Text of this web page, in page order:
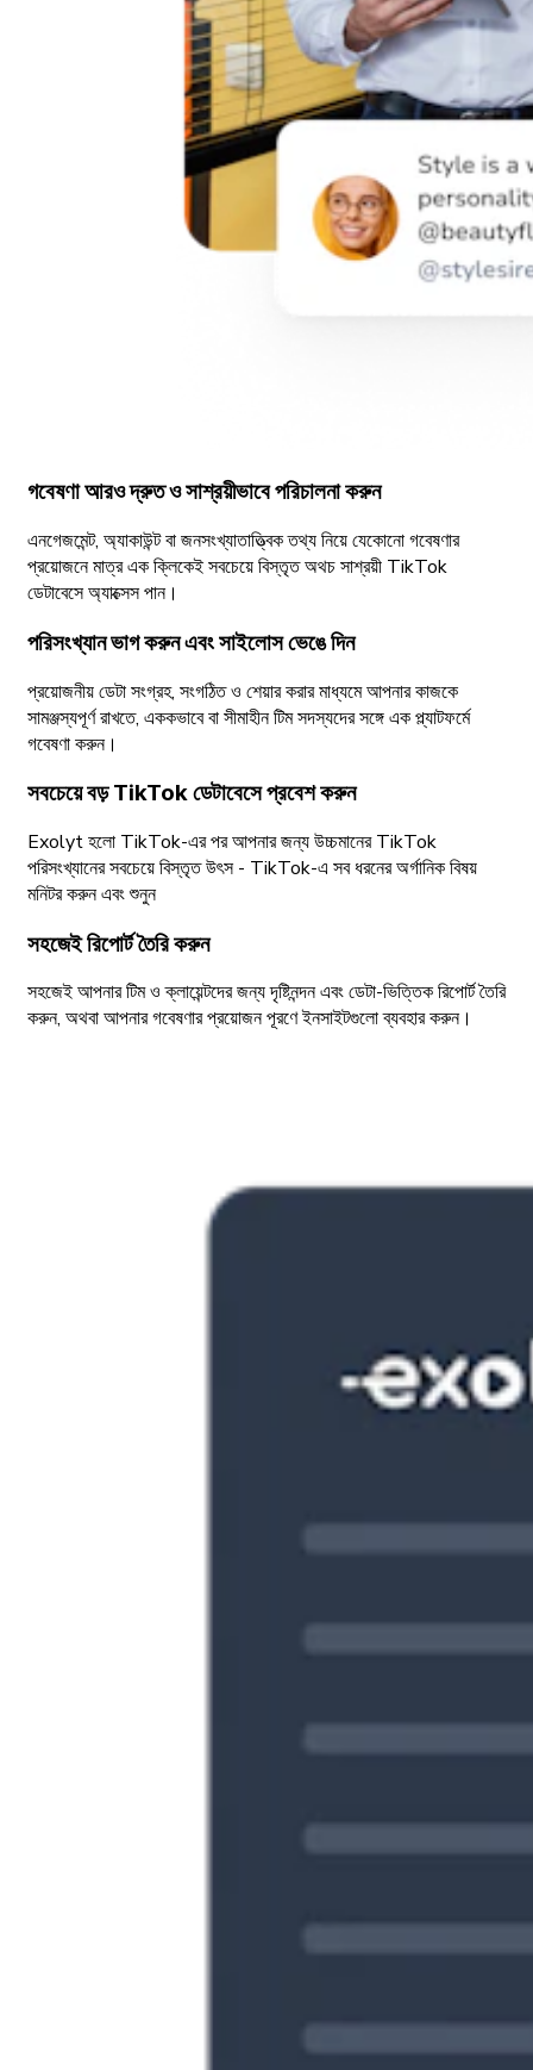
গবেষণা আরও দ্রুত ও সাশ্রয়ীভাবে পরিচালনা করুন
এনগেজমেন্ট, অ্যাকাউন্ট বা জনসংখ্যাতাত্ত্বিক তথ্য নিয়ে যেকোনো গবেষণার
প্রয়োজনে মাত্র এক ক্লিকেই সবচেয়ে বিস্তৃত অথচ সাশ্রয়ী TikTok
ডেটাবেসে অ্যাক্সেস পান।
পরিসংখ্যান ভাগ করুন এবং সাইলোস ভেঙে দিন
প্রয়োজনীয় ডেটা সংগ্রহ, সংগঠিত ও শেয়ার করার মাধ্যমে আপনার কাজকে
সামঞ্জস্যপূর্ণ রাখতে, এককভাবে বা সীমাহীন টিম সদস্যদের সঙ্গে এক প্ল্যাটফর্মে
গবেষণা করুন।
সবচেয়ে বড় TikTok ডেটাবেসে প্রবেশ করুন
Exolyt হলো TikTok-এর পর আপনার জন্য উচ্চমানের TikTok
পরিসংখ্যানের সবচেয়ে বিস্তৃত উৎস - TikTok-এ সব ধরনের অর্গানিক বিষয়
মনিটর করুন এবং শুনুন
সহজেই রিপোর্ট তৈরি করুন
সহজেই আপনার টিম ও ক্লায়েন্টদের জন্য দৃষ্টিনন্দন এবং ডেটা-ভিত্তিক রিপোর্ট তৈরি
করুন, অথবা আপনার গবেষণার প্রয়োজন পূরণে ইনসাইটগুলো ব্যবহার করুন।